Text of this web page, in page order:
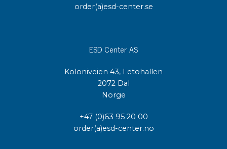
order(a)esd-center.se
ESD Center AS
Koloniveien 43, Letohallen
2072 Dal
Norge
+47 (0)63 95 20 00
order(a)esd-center.no